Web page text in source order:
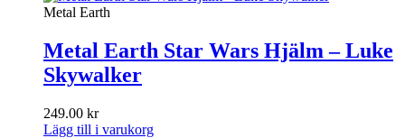
Metal Earth
Metal Earth Star Wars Hjälm – Luke
Skywalker
249.00 kr
Lägg till i varukorg